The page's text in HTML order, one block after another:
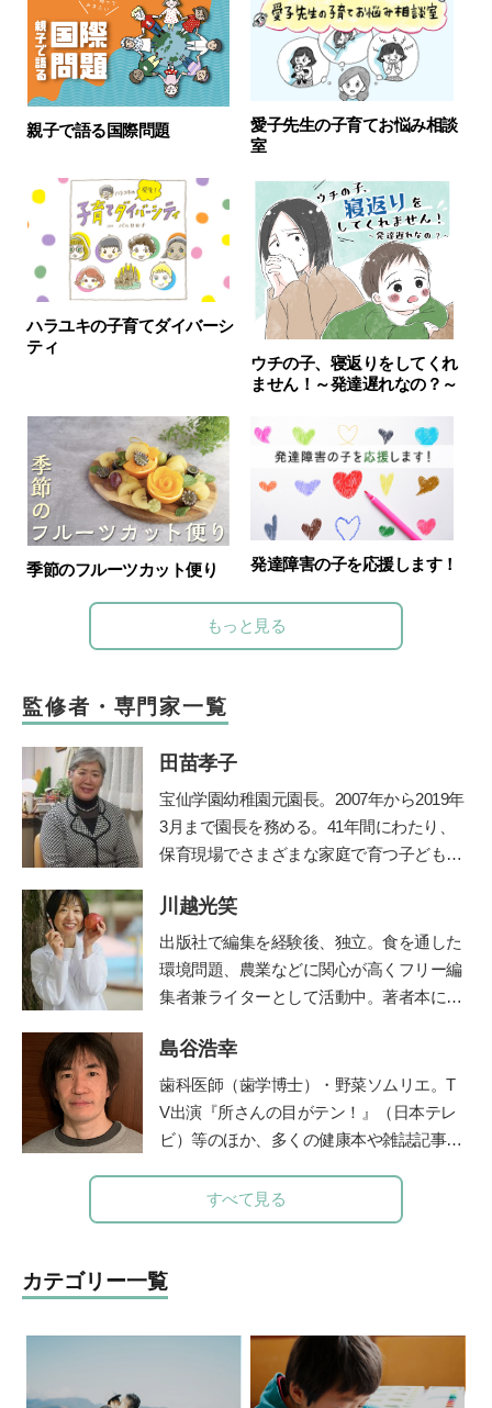
親子で語る国際問題
愛子先生の子育てお悩み相談
室
ハラユキの子育てダイバーシ
ティ
ウチの子、寝返りをしてくれ
ません！～発達遅れなの？～
季節のフルーツカット便り 発達障害の子を応援します！
もっと見る
監修者・専門家一覧
田苗孝子
宝仙学園幼稚園元園長。2007年から2019年
3月まで園長を務める。41年間にわたり、
保育現場でさまざまな家庭で育つ子どもと
定評がある。豊かな経験を活かして、『幼
稚園』（小学館刊）で育児相談コーナーを
担当。子育て中のママたちに温かなメッセ
ージを伝えてきた。
川越光笑
出版社で編集を経験後、独立。食を通した
環境問題、農業などに関心が高くフリー編
集者兼ライターとして活動中。著者本に日
り」（グラフィック社）がある。NHKやラ
ジオ番組J-Waveロハスモーニングなど多
数のメディアに出演し、全国のおにぎり文
化を語る。両親を病気で亡くしたことをき
られている”ということを改めて実感。食
の大切さに目覚め、管理栄養士を目指すべ
し、管理栄養士となる。
島谷浩幸
歯科医師（歯学博士）・野菜ソムリエ。T
V出演『所さんの目がテン！』（日本テレ
ビ）等のほか、多くの健康本や雑誌記事・
由流里舎農園 」は日本野菜ソムリエ協会公
認。Twitterも更新中。
すべて見る
カテゴリー一覧